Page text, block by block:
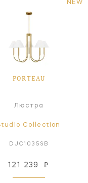
NEW
PORTEAU
Люстра
Collection
DJC1035SB
121 239 ₽